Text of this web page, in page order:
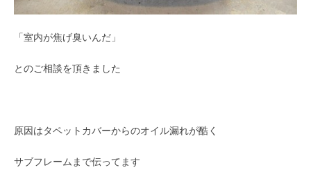
「室内が焦げ臭いんだ」
とのご相談を頂きました
原因はタペットカバーからのオイル漏れが酷く
サブフレームまで伝ってます